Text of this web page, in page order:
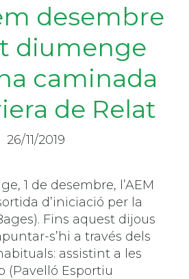
desembre
diumenge
caminada
de Relat
26/11/2019
1 de desembre, l’AEM
d’iniciació per la
Fins aquest dijous
s’hi a través dels
assistint a les
(Pavelló Esportiu